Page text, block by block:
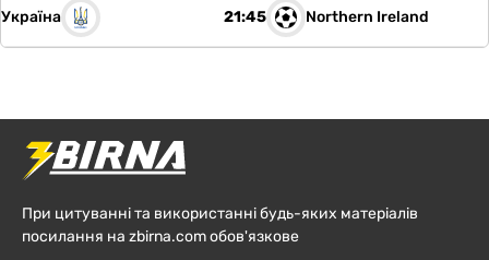
Україна 21:45 Northern Ireland
При цитуванні та використанні будь-яких матеріалів
посилання на zbirna.com обов'язкове